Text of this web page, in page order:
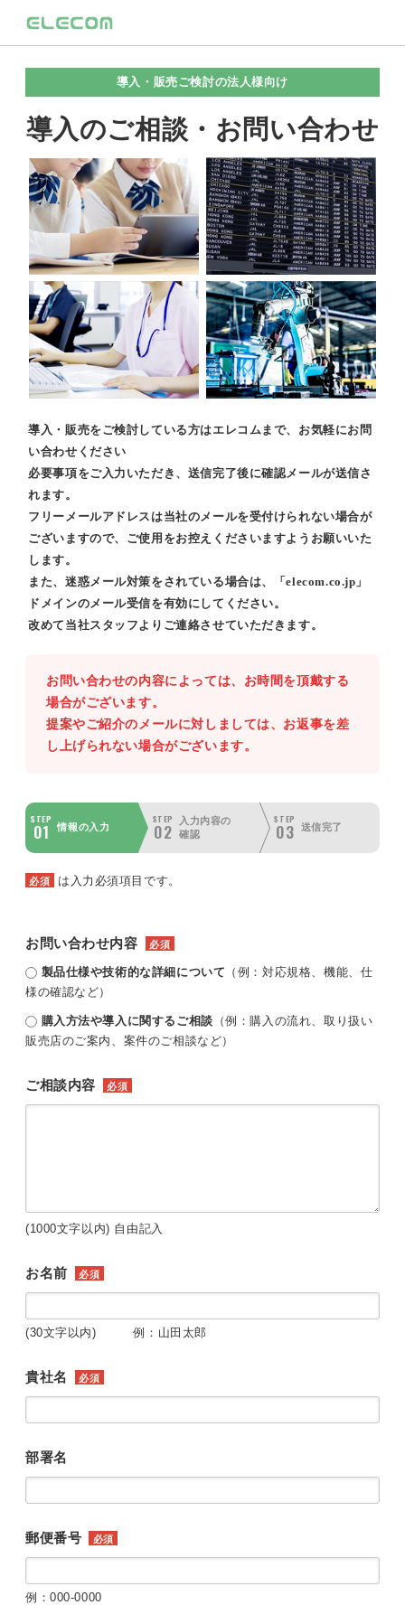
導入・販売ご検討の法人様向け
導入のご相談・お問い合わせ
導入・販売をご検討している方はエレコムまで、お気軽にお問
い合わせください
必要事項をご入力いただき、送信完了後に確認メールが送信さ
れます。
フリーメールアドレスは当社のメールを受付けられない場合が
ございますので、ご使用をお控えくださいますようお願いいた
します。
また、迷惑メール対策をされている場合は、「elecom.co.jp」
ドメインのメール受信を有効にしてください。
改めて当社スタッフよりご連絡させていただきます。
お問い合わせの内容によっては、お時間を頂戴する
場合がございます。
提案やご紹介のメールに対しましては、お返事を差
し上げられない場合がございます。
STEP
01 情報の入力
STEP
02
入力内容の
確認
STEP
03 送信完了
必須 は入力必須項目です。
お問い合わせ内容 必須
製品仕様や技術的な詳細について （例：対応規格、機能、仕
様の確認など）
購入方法や導入に関するご相談 （例：購入の流れ、取り扱い
販売店のご案内、案件のご相談など）
ご相談内容 必須
(1000文字以内) 自由記入
お名前 必須
(30文字以内) 例：山田太郎
貴社名 必須
部署名
郵便番号 必須
例：000-0000